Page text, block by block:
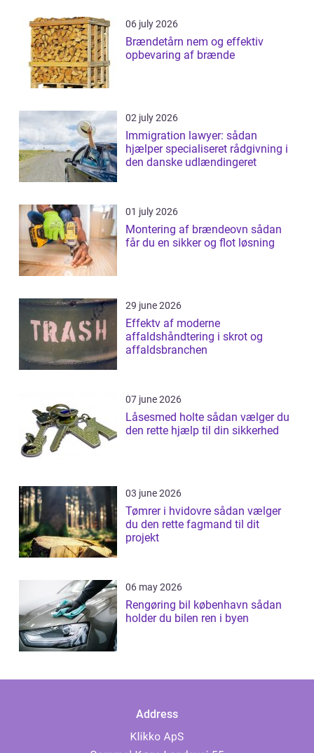
06 july 2026
Brændetårn nem og effektiv
opbevaring af brænde
02 july 2026
Immigration lawyer: sådan
hjælper specialiseret rådgivning i
den danske udlændingeret
01 july 2026
Montering af brændeovn sådan
får du en sikker og flot løsning
29 june 2026
Effektv af moderne
affaldshåndtering i skrot og
affaldsbranchen
07 june 2026
Låsesmed holte sådan vælger du
den rette hjælp til din sikkerhed
03 june 2026
Tømrer i hvidovre sådan vælger
du den rette fagmand til dit
projekt
06 may 2026
Rengøring bil københavn sådan
holder du bilen ren i byen
Address